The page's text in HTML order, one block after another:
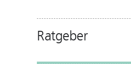
Ratgeber